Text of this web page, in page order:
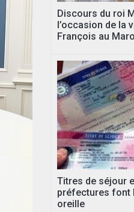
Discours du roi
l’occasion de la
François au
Titres de séjour
préfectures font
oreille